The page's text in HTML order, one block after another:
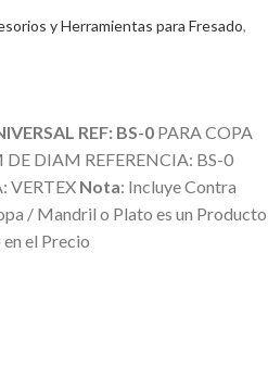
y Herramientas para Fresado,
REF: BS-0 PARA COPA
DIAM REFERENCIA: BS-0
VERTEX Nota: Incluye Contra
/ Mandril o Plato es un Producto
el Precio